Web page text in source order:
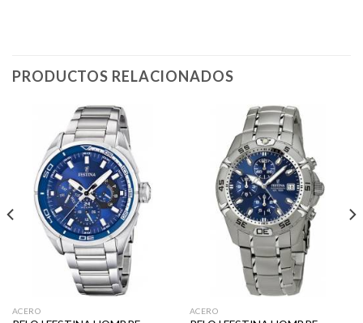
PRODUCTOS RELACIONADOS
ACERO ACERO